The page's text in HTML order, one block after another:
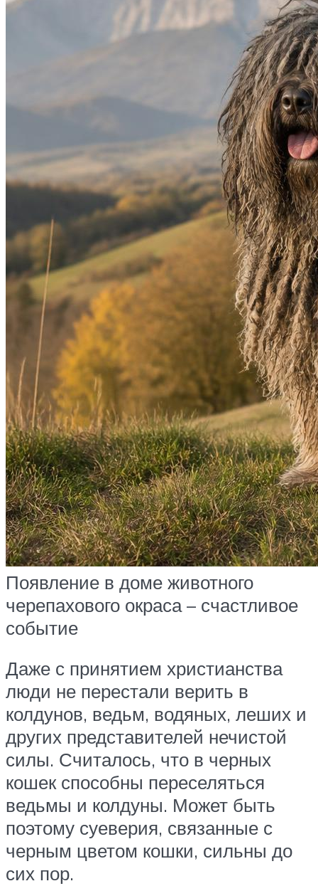
Появление в доме животного
черепахового окраса – счастливое
событие
Даже с принятием христианства
люди не перестали верить в
колдунов, ведьм, водяных, леших и
других представителей нечистой
силы. Считалось, что в черных
кошек способны переселяться
ведьмы и колдуны. Может быть
поэтому суеверия, связанные с
черным цветом кошки, сильны до
сих пор.